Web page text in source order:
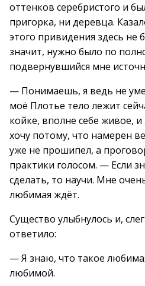
оттенков серебристого и
пригорка, ни деревца.
этого привидения здесь не
значит, нужно было по
подвернувшийся мне
— Понимаешь, я ведь не
моё Плотье тело лежит
койке, вполне себе живое,
хочу потому, что намерен
уже не прошипел, а
практики голосом. — Если
сделать, то научи. Мне
любимая ждёт.
Существо улыбнулось и,
ответило:
— Я знаю, что такое
любимой.